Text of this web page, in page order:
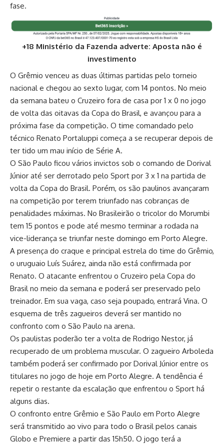
fase.
+18 Ministério da Fazenda adverte: Aposta não é
investimento
O Grêmio venceu as duas últimas partidas pelo torneio
nacional e chegou ao sexto lugar, com 14 pontos. No meio
da semana bateu o Cruzeiro fora de casa por 1 x 0 no jogo
de volta das oitavas da Copa do Brasil, e avançou para a
próxima fase da competição. O time comandado pelo
técnico Renato Portaluppi começa a se recuperar depois de
ter tido um mau início de Série A.
O São Paulo ficou vários invictos sob o comando de Dorival
Júnior até ser derrotado pelo Sport por 3 x 1 na partida de
volta da Copa do Brasil. Porém, os são paulinos avançaram
na competição por terem triunfado nas cobranças de
penalidades máximas. No Brasileirão o tricolor do Morumbi
tem 15 pontos e pode até mesmo terminar a rodada na
vice-liderança se triunfar neste domingo em Porto Alegre.
A presença do craque e principal estrela do time do Grêmio,
o uruguaio Luís Suárez, ainda não está confirmada por
Renato. O atacante enfrentou o Cruzeiro pela Copa do
Brasil no meio da semana e poderá ser preservado pelo
treinador. Em sua vaga, caso seja poupado, entrará Vina. O
esquema de três zagueiros deverá ser mantido no
confronto com o São Paulo na arena.
Os paulistas poderão ter a volta de Rodrigo Nestor, já
recuperado de um problema muscular. O zagueiro Arboleda
também poderá ser confirmado por Dorival Júnior entre os
titulares no jogo de hoje em Porto Alegre. A tendência é
repetir o restante da escalação que enfrentou o Sport há
alguns dias.
O confronto entre Grêmio e São Paulo em Porto Alegre
será transmitido ao vivo para todo o Brasil pelos canais
Globo e Premiere a partir das 15h50. O jogo terá a